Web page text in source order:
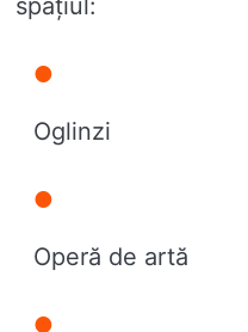
spațiul:
Oglinzi
Operă de artă